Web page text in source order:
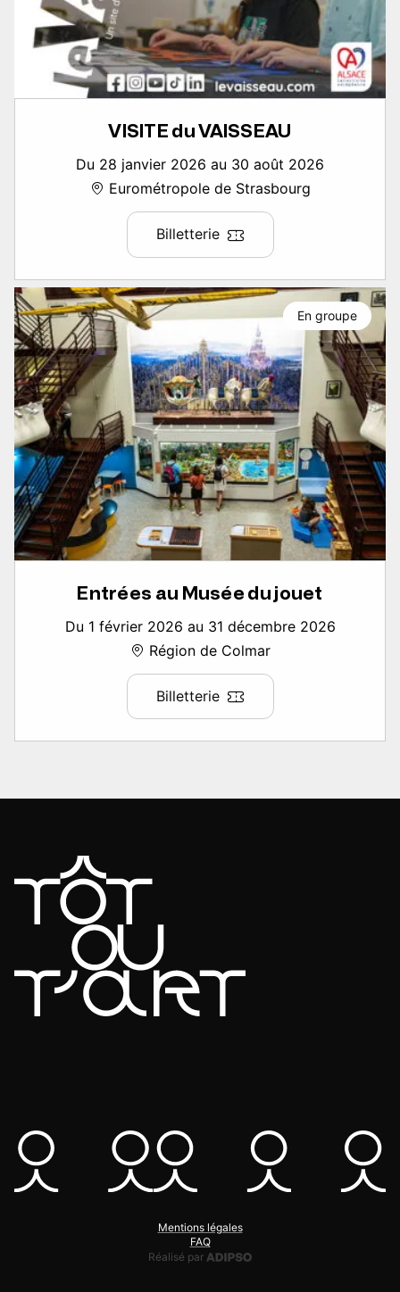
VISITE du VAISSEAU
Du 28 janvier 2026 au 30 août 2026
Eurométropole de Strasbourg
Billetterie
Entrées au Musée du jouet
Du 1 février 2026 au 31 décembre 2026
Région de Colmar
Billetterie
En groupe
Mentions légales
FAQ
Réalisé par
Adipso, agence web et